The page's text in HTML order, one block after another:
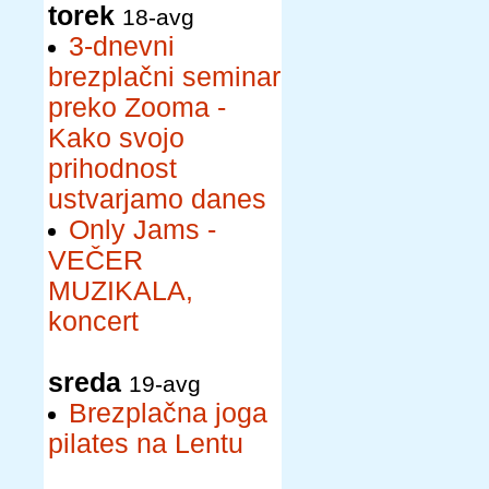
torek 18-avg
3-dnevni
brezplačni seminar
preko Zooma -
Kako svojo
prihodnost
ustvarjamo danes
Only Jams -
VEČER
MUZIKALA,
koncert
sreda 19-avg
Brezplačna joga
pilates na Lentu